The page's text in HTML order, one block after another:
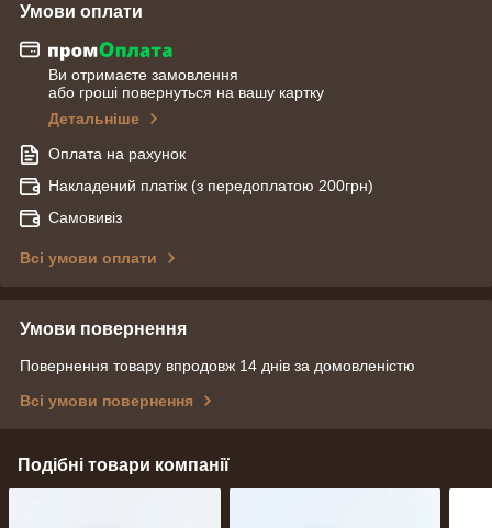
Умови оплати
Ви отримаєте замовлення
або гроші повернуться на вашу картку
Детальніше
Оплата на рахунок
Накладений платіж (з передоплатою 200грн)
Самовивіз
Всі умови оплати
Умови повернення
Повернення товару впродовж 14 днів за домовленістю
Всі умови повернення
Подібні товари компанії